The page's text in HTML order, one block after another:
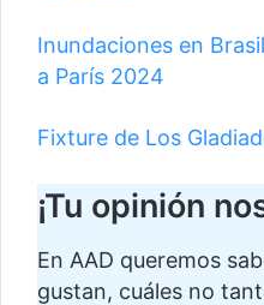
Inundaciones en
a París 2024
Fixture de Los
¡Tu opinión
En AAD queremos
gustan, cuáles no